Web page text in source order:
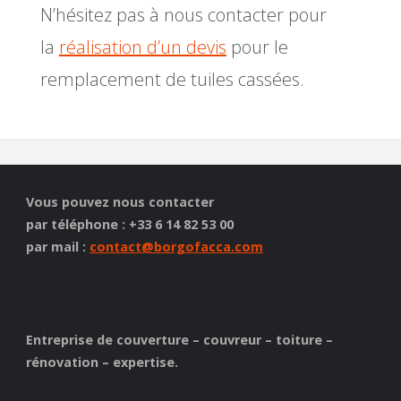
N’hésitez pas à nous contacter pour
la réalisation d’un devis pour le
remplacement de tuiles cassées.
Vous pouvez nous contacter
par téléphone : +33 6 14 82 53 00
par mail : contact@borgofacca.com
Entreprise de couverture – couvreur – toiture –
rénovation – expertise.